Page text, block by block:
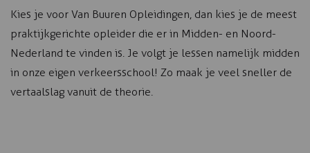
Kies je voor Van Buuren Opleidingen, dan kies je de meest
praktijkgerichte opleider die er in Midden- en Noord-
Nederland te vinden is. Je volgt je lessen namelijk midden
in onze eigen verkeersschool! Zo maak je veel sneller de
vertaalslag vanuit de theorie.